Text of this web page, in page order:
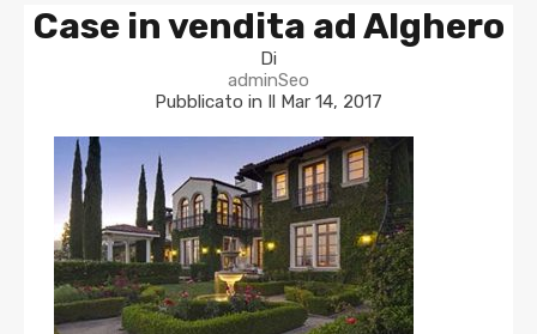
Case in vendita ad Alghero
Di
adminSeo
Pubblicato in Il Mar 14, 2017